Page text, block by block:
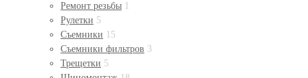
Ремонт резьбы 1
Рулетки 5
Съемники 15
Съемники фильтров 3
Трещетки 5